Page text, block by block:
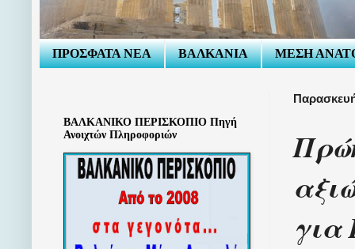
ΠΡΟΣΦΑΤΑ ΝΕΑ ΒΑΛΚΑΝΙΑ ΜΕΣΗ
για
ΒΑΛΚΑΝΙΚΟ ΠΕΡΙΣΚΟΠΙΟ Πηγή
Ανοιχτών Πληροφοριών